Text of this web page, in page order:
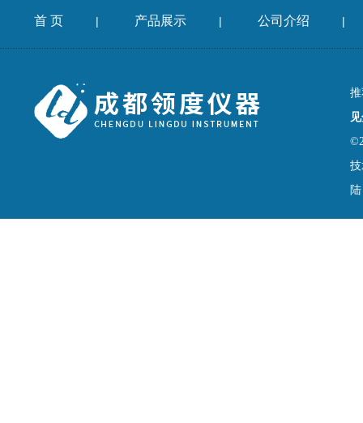
首 页 | 产品展示 | 公司介绍 |
陆